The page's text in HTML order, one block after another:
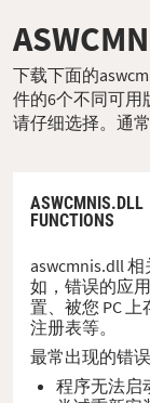
下载下面的
件的6个不同可用
请仔细选择。通
ASWCMNIS.DLL
FUNCTIONS
aswcmnis.dll
如，错误的应
置、被您 PC
注册表等。
最常出现的错
程序无法启